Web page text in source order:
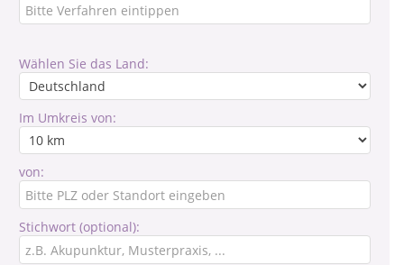
Wählen Sie das Land:
Im Umkreis von:
von:
Stichwort (optional):